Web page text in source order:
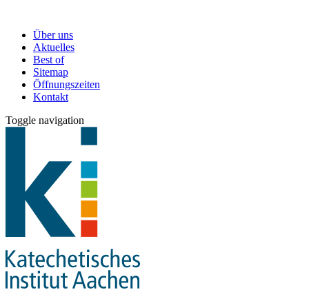
Über uns
Aktuelles
Best of
Sitemap
Öffnungszeiten
Kontakt
Toggle navigation